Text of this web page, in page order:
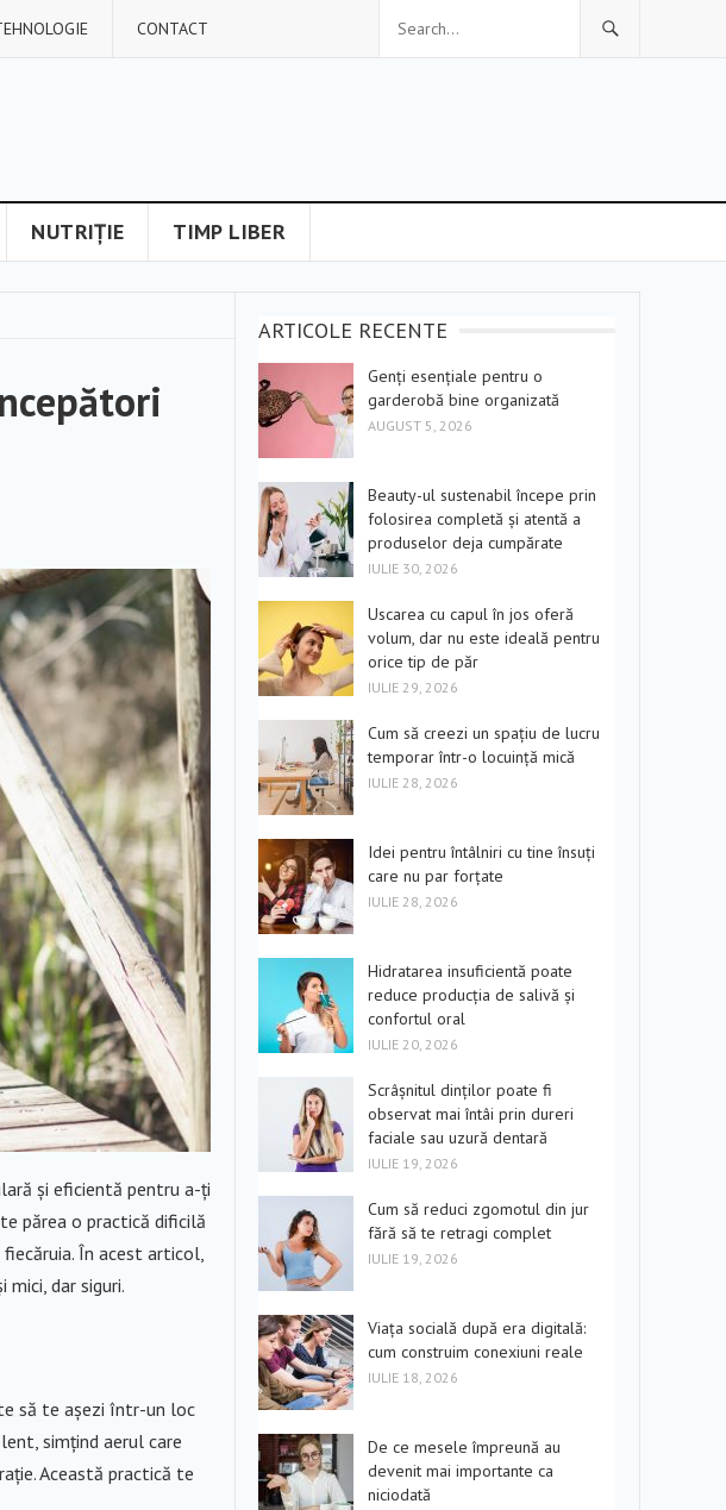
CONTACT
NUTRIȚIE TIMP LIBER
și eficientă pentru a-ți
părea o practică dificilă
În acest articol,
dar siguri.
să te așezi într-un loc
simțind aerul care
Această practică te
ARTICOLE RECENTE
Genți esențiale pentru o
garderobă bine organizată
AUGUST 5, 2026
Beauty-ul sustenabil începe prin
folosirea completă și atentă a
produselor deja cumpărate
IULIE 30, 2026
Uscarea cu capul în jos oferă
volum, dar nu este ideală pentru
orice tip de păr
IULIE 29, 2026
Cum să creezi un spațiu de lucru
temporar într-o locuință mică
IULIE 28, 2026
Idei pentru întâlniri cu tine însuți
care nu par forțate
IULIE 28, 2026
Hidratarea insuficientă poate
reduce producția de salivă și
confortul oral
IULIE 20, 2026
Scrâșnitul dinților poate fi
observat mai întâi prin dureri
faciale sau uzură dentară
IULIE 19, 2026
Cum să reduci zgomotul din jur
fără să te retragi complet
IULIE 19, 2026
Viața socială după era digitală:
cum construim conexiuni reale
IULIE 18, 2026
De ce mesele împreună au
devenit mai importante ca
niciodată